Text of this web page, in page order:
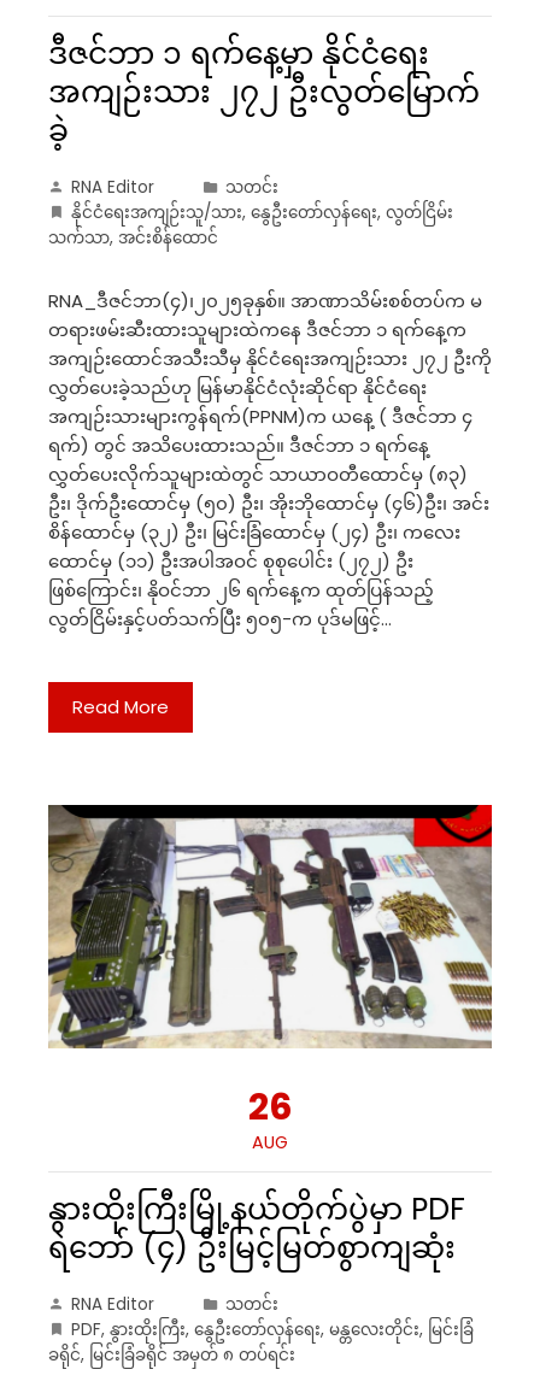
ဒီဇင်ဘာ ၁ ရက်နေ့မှာ နိုင်ငံရေး
အကျဉ်းသား ၂၇၂ ဦးလွတ်မြောက်
ခဲ့
RNA Editor
သတင်း
နိုင်ငံရေးအကျဉ်းသူ/သား, နွေဦးတော်လှန်ရေး, လွတ်ငြိမ်း
သက်သာ, အင်းစိန်ထောင်
RNA_ဒီဇင်ဘာ(၄)၊၂၀၂၅ခုနှစ်။ အာဏာသိမ်းစစ်တပ်က မ
တရားဖမ်းဆီးထားသူများထဲကနေ ဒီဇင်ဘာ ၁ ရက်နေ့က
အကျဉ်းထောင်အသီးသီမှ နိုင်ငံရေးအကျဉ်းသား ၂၇၂ ဦးကို
လွှတ်ပေးခဲ့သည်ဟု မြန်မာနိုင်ငံလုံးဆိုင်ရာ နိုင်ငံရေး
အကျဉ်းသားများကွန်ရက်(PPNM)က ယနေ့ ( ဒီဇင်ဘာ ၄
ရက်) တွင် အသိပေးထားသည်။ ဒီဇင်ဘာ ၁ ရက်နေ့
လွှတ်ပေးလိုက်သူများထဲတွင် သာယာဝတီထောင်မှ (၈၃)
ဦး၊ ဒိုက်ဦးထောင်မှ (၅၀) ဦး၊ အိုးဘိုထောင်မှ (၄၆)ဦး၊ အင်း
စိန်ထောင်မှ (၃၂) ဦး၊ မြင်းခြံထောင်မှ (၂၄) ဦး၊ ကလေး
ထောင်မှ (၁၁) ဦးအပါအဝင် စုစုပေါင်း (၂၇၂) ဦး
ဖြစ်ကြောင်း၊ နိုဝင်ဘာ ၂၆ ရက်နေ့က ထုတ်ပြန်သည့်
လွတ်ငြိမ်းနှင့်ပတ်သက်ပြီး ၅၀၅-က ပုဒ်မဖြင့်…
Read More
26
AUG
နွားထိုးကြီးမြို့နယ်တိုက်ပွဲမှာ PDF
ရဲဘော် (၄) ဦးမြင့်မြတ်စွာကျဆုံး
RNA Editor
သတင်း
PDF, နွားထိုးကြီး, နွေဦးတော်လှန်ရေး, မန္တလေးတိုင်း, မြင်းခြံ
ခရိုင်, မြင်းခြံခရိုင် အမှတ် ၈ တပ်ရင်း